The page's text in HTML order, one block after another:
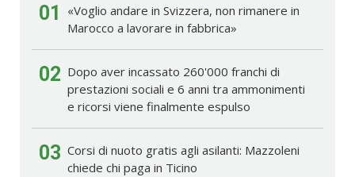
01
«Voglio andare in Svizzera, non rimanere in
Marocco a lavorare in fabbrica»
02 Dopo aver incassato 260'000 franchi di
prestazioni sociali e 6 anni tra ammonimenti
e ricorsi viene finalmente espulso
03 Corsi di nuoto gratis agli asilanti: Mazzoleni
chiede chi paga in Ticino